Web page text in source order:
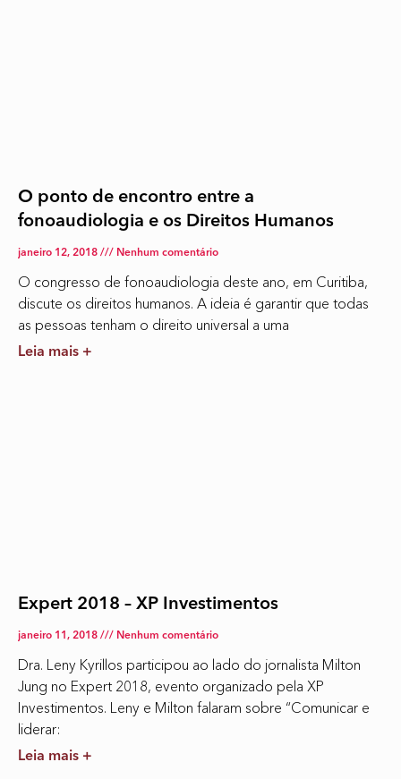
O ponto de encontro entre a
fonoaudiologia e os Direitos Humanos
janeiro 12, 2018 Nenhum comentário
O congresso de fonoaudiologia deste ano, em Curitiba,
discute os direitos humanos. A ideia é garantir que todas
as pessoas tenham o direito universal a uma
Leia mais +
Expert 2018 – XP Investimentos
janeiro 11, 2018 Nenhum comentário
Dra. Leny Kyrillos participou ao lado do jornalista Milton
Jung no Expert 2018, evento organizado pela XP
Investimentos. Leny e Milton falaram sobre “Comunicar e
liderar:
Leia mais +